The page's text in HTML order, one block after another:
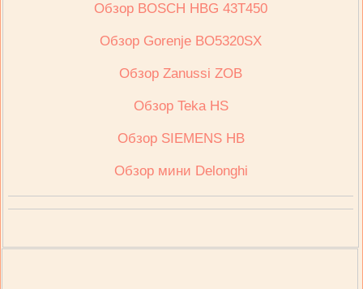
Обзор BOSCH HBG 43T450
Обзор Gorenje BO5320SX
Обзор Zanussi ZOB
Обзор Teka HS
Обзор SIEMENS HB
Обзор мини Delonghi